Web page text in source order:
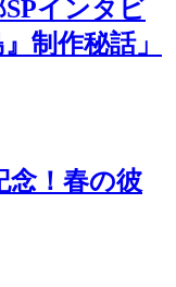
インタビ
制作秘話」
念！春の彼